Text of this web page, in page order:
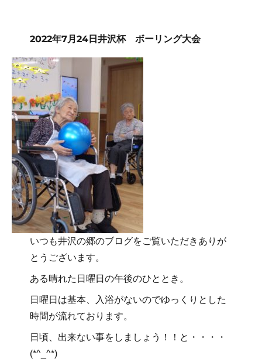
2022年7月24日井沢杯 ボーリング大会
いつも井沢の郷のブログをご覧いただきありが
とうございます。
ある晴れた日曜日の午後のひととき。
日曜日は基本、入浴がないのでゆっくりとした
時間が流れております。
日頃、出来ない事をしましょう！！と・・・・
(*^_^*)